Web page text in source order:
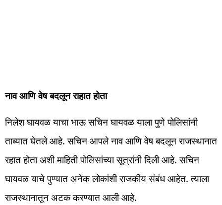
नाव आणि वेष बदलून राहात होता
निलेश घायवळ याचा भाऊ सचिन घायवळ याला पुणे पोलिसांनी
ताब्यात घेतले आहे. सचिन आपले नाव आणि वेष बदलून राजस्थानात
रहात होता अशी माहिती पोलिसांच्या सूत्रांनी दिली आहे. सचिन
घायवळ याचे पुण्यात अनेक लोकांशी राजकीय संबंध आहेत. त्याला
राजस्थानातून अटक करण्यात आली आहे.